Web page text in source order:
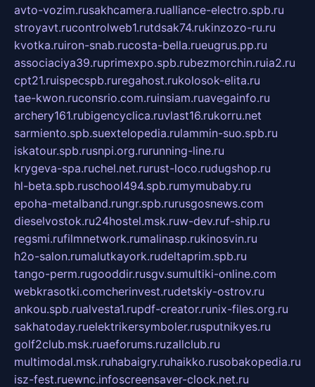
avto-vozim.rusakhcamera.rualliance-electro.spb.ru
stroyavt.rucontrolweb1.rutdsak74.rukinzozo-ru.ru
kvotka.ruiron-snab.rucosta-bella.rueugrus.pp.ru
associaciya39.ruprimexpo.spb.rubezmorchin.ruia2.ru
cpt21.ruispecspb.ruregahost.rukolosok-elita.ru
tae-kwon.ruconsrio.com.ruinsiam.ruavegainfo.ru
archery161.rubigencyclica.ruvlast16.rukorru.net
sarmiento.spb.suextelopedia.rulammin-suo.spb.ru
iskatour.spb.rusnpi.org.rurunning-line.ru
krygeva-spa.ruchel.net.rurust-loco.rudugshop.ru
hl-beta.spb.ruschool494.spb.rumymubaby.ru
epoha-metalband.rungr.spb.rurusgosnews.com
dieselvostok.ru24hostel.msk.ruw-dev.ruf-ship.ru
regsmi.rufilmnetwork.rumalinasp.rukinosvin.ru
h2o-salon.rumalutkayork.rudeltaprim.spb.ru
tango-perm.rugooddir.rusgv.sumultiki-online.com
webkrasotki.comcherinvest.rudetskiy-ostrov.ru
ankou.spb.rualvesta1.rupdf-creator.runix-files.org.ru
sakhatoday.ruelektrikersymboler.rusputnikyes.ru
golf2club.msk.ruaeforums.ruzallclub.ru
multimodal.msk.ruhabaigry.ruhaikko.rusobakopedia.ru
isz-fest.ruewnc.infoscreensaver-clock.net.ru